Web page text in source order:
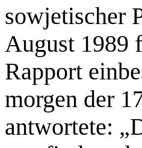
sowjetischer
August 1989
Rapport
morgen der
antwortete: